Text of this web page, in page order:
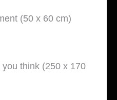
(50 x 60 cm)
think (250 x 170